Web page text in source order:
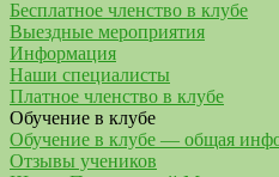
Бесплатное членство в клубе
Выездные мероприятия
Информация
Наши специалисты
Платное членство в клубе
Обучение в клубе
Обучение в клубе — общая
Отзывы учеников